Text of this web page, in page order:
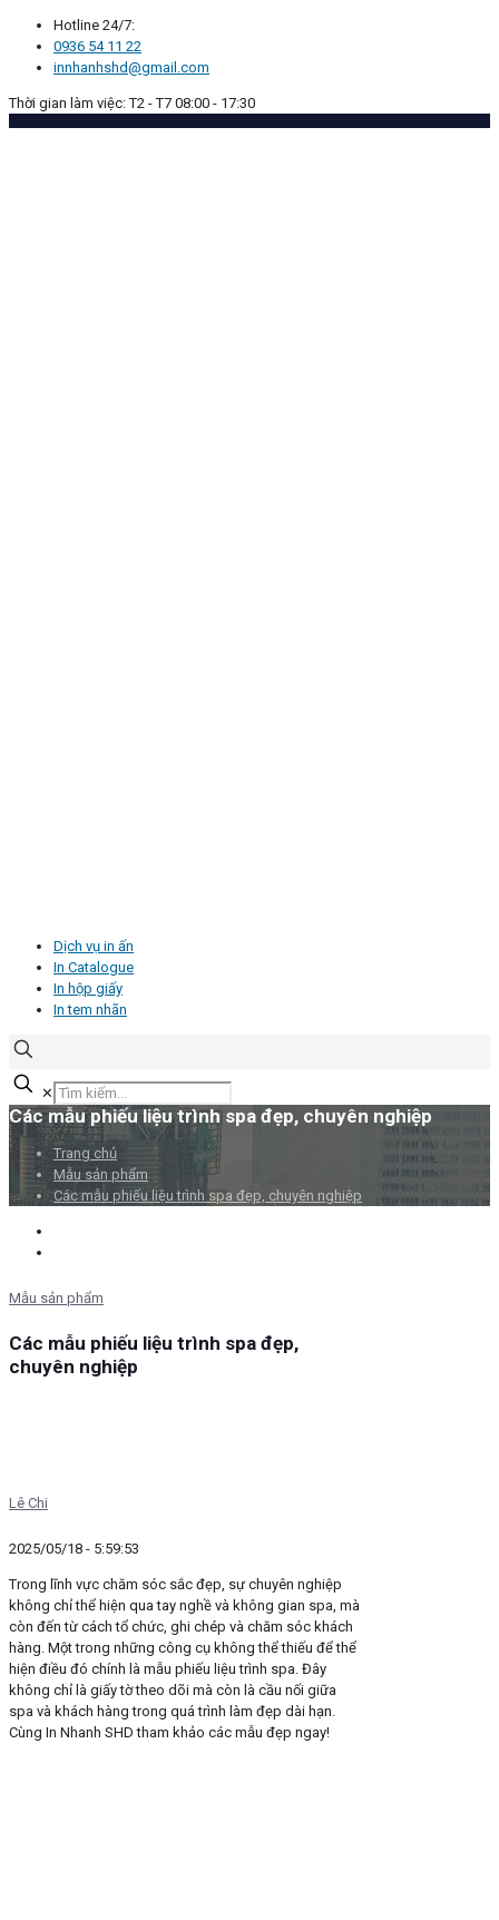
Hotline 24/7:
0936 54 11 22
innhanhshd@gmail.com
Thời gian làm việc: T2 - T7 08:00 - 17:30
Dịch vụ in ấn
In Catalogue
In hộp giấy
In tem nhãn
✕
Các mẫu phiếu liệu trình spa đẹp, chuyên nghiệp
Trang chủ
Mẫu sản phẩm
Các mẫu phiếu liệu trình spa đẹp, chuyên nghiệp
Mẫu sản phẩm
Các mẫu phiếu liệu trình spa đẹp,
chuyên nghiệp
Lê Chi
2025/05/18 - 5:59:53
Trong lĩnh vực chăm sóc sắc đẹp, sự chuyên nghiệp
không chỉ thể hiện qua tay nghề và không gian spa, mà
còn đến từ cách tổ chức, ghi chép và chăm sóc khách
hàng. Một trong những công cụ không thể thiếu để thể
hiện điều đó chính là mẫu phiếu liệu trình spa. Đây
không chỉ là giấy tờ theo dõi mà còn là cầu nối giữa
spa và khách hàng trong quá trình làm đẹp dài hạn.
Cùng In Nhanh SHD tham khảo các mẫu đẹp ngay!